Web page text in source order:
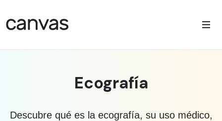
Ecografía
Descubre qué es la ecografía, su uso médico,